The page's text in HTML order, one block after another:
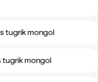
tugrik mongol
tugrik mongol